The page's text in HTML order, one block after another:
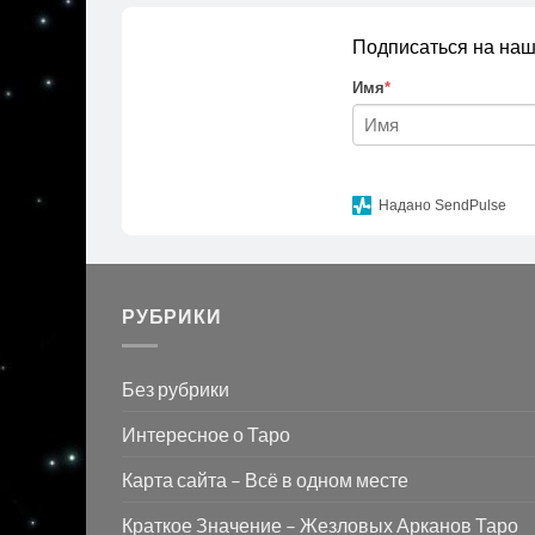
Подписаться на
Имя*
Надано SendPulse
РУБРИКИ
Без рубрики
Интересное о Таро
Карта сайта – Всё в одном месте
Краткое Значение – Жезловых Арканов Таро